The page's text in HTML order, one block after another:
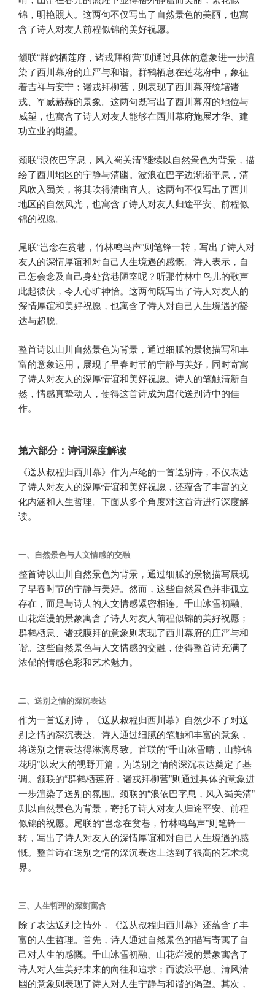
锦，明艳照人。这两句不仅写出了自然景色的美丽，也寓
含了诗人对友人前程似锦的美好祝愿。
颔联“群鹤栖莲府，诸戎拜柳营”则通过具体的意象进一步渲
染了西川幕府的庄严与和谐。群鹤栖息在莲花府中，象征
着吉祥与安宁；诸戎拜柳营，则表现了西川幕府统辖诸
戎、军威赫赫的景象。这两句既写出了西川幕府的地位与
威望，也寓含了诗人对友人能够在西川幕府施展才华、建
功立业的期望。
颈联“浪依巴字息，风入蜀关清”继续以自然景色为背景，描
绘了西川地区的宁静与清幽。波浪在巴字边渐渐平息，清
风吹入蜀关，将其吹得清幽宜人。这两句不仅写出了西川
地区的自然风光，也寓含了诗人对友人归途平安、前程似
锦的祝愿。
尾联“岂念在贫巷，竹林鸣鸟声”则笔锋一转，写出了诗人对
友人的深情厚谊和对自己人生境遇的感慨。诗人表示，自
己怎会念及自己身处贫巷陋室呢？听那竹林中鸟儿的歌声
此起彼伏，令人心旷神怡。这两句既写出了诗人对友人的
深情厚谊和美好祝愿，也寓含了诗人对自己人生境遇的豁
达与超脱。
整首诗以山川自然景色为背景，通过细腻的景物描写和丰
富的意象运用，展现了早春时节的宁静与美好，同时寄寓
了诗人对友人的深厚情谊和美好祝愿。诗人的笔触清新自
然，情感真挚动人，使得这首诗成为唐代送别诗中的佳
作。
第六部分：诗词深度解读
《送从叔程归西川幕》作为卢纶的一首送别诗，不仅表达
了诗人对友人的深厚情谊和美好祝愿，还蕴含了丰富的文
化内涵和人生哲理。下面从多个角度对这首诗进行深度解
读。
一、自然景色与人文情感的交融
整首诗以山川自然景色为背景，通过细腻的景物描写展现
了早春时节的宁静与美好。然而，这些自然景色并非孤立
存在，而是与诗人的人文情感紧密相连。千山冰雪初融、
山花烂漫的景象寓含了诗人对友人前程似锦的美好祝愿；
群鹤栖息、诸戎膜拜的意象则表现了西川幕府的庄严与和
谐。这些自然景色与人文情感的交融，使得整首诗充满了
浓郁的情感色彩和艺术魅力。
二、送别之情的深沉表达
作为一首送别诗，《送从叔程归西川幕》自然少不了对送
别之情的深沉表达。诗人通过细腻的笔触和丰富的意象，
将送别之情表达得淋漓尽致。首联的“千山冰雪晴，山静锦
花明”以宏大的视野开篇，为送别之情的深沉表达奠定了基
调。颔联的“群鹤栖莲府，诸戎拜柳营”则通过具体的意象进
一步渲染了送别的氛围。颈联的“浪依巴字息，风入蜀关清”
则以自然景色为背景，寄托了诗人对友人归途平安、前程
似锦的祝愿。尾联的“岂念在贫巷，竹林鸣鸟声”则笔锋一
转，写出了诗人对友人的深情厚谊和对自己人生境遇的感
慨。整首诗在送别之情的深沉表达上达到了很高的艺术境
界。
三、人生哲理的深刻寓含
除了表达送别之情外，《送从叔程归西川幕》还蕴含了丰
富的人生哲理。首先，诗人通过自然景色的描写寄寓了自
己对人生的感慨。千山冰雪初融、山花烂漫的景象寓含了
诗人对人生美好未来的向往和追求；而波浪平息、清风清
幽的意象则表现了诗人对人生宁静与和谐的渴望。其次，